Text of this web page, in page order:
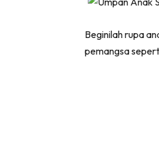
Beginilah rupa
pemangsa